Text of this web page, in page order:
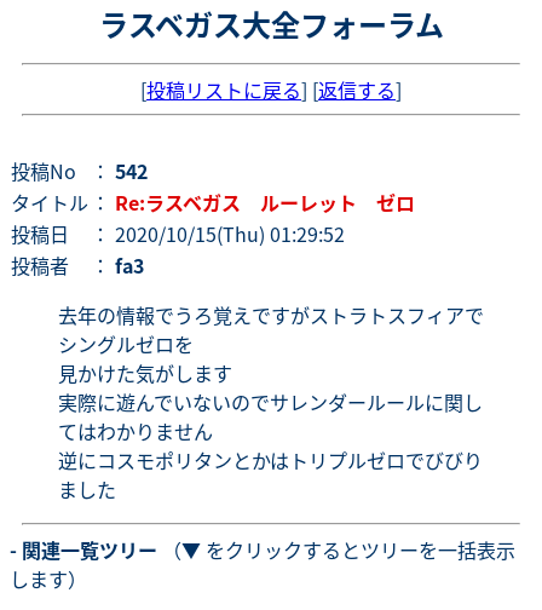
ラスベガス大全フォーラム
[投稿リストに戻る] [返信する]
投稿No ： 542
タイトル ： Re:ラスベガス ルーレット ゼロ
投稿日
： 2020/10/15(Thu) 01:29:52
投稿者
： fa3
去年の情報でうろ覚えですがストラトスフィアで
シングルゼロを
見かけた気がします
実際に遊んでいないのでサレンダールールに関し
てはわかりません
逆にコスモポリタンとかはトリプルゼロでびびり
ました
- 関連一覧ツリー （▼ をクリックするとツリーを一括表示
します）